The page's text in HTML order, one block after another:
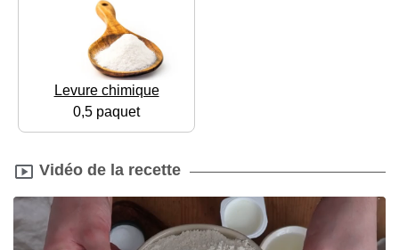
Levure chimique
0,5 paquet
Vidéo de la recette